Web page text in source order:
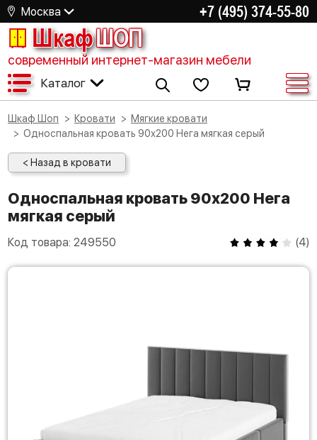
Москва +7 (495) 374-55-80
ШкафШОП
современный интернет-магазин мебели
Каталог
Шкаф Шоп Кровати
Мягкие кровати
Односпальная кровать 90х200 Нега мягкая серый
< Назад в кровати
Односпальная кровать 90х200 Нега
мягкая серый
Код товара: 249550 (4)